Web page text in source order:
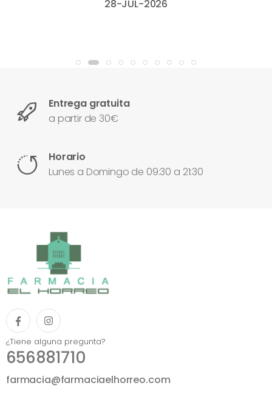
28-JUL-2026
Entrega gratuita
a partir de 30€
Horario
Lunes a Domingo de 09:30 a 21:30
¿Tiene alguna pregunta?
656881710
farmacia@farmaciaelhorreo.com